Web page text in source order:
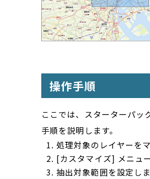
操作手順
ここでは、スターターパッ
手順を説明します。
処理対象のレイヤーを
[カスタマイズ] メニュ
抽出対象範囲を設定し